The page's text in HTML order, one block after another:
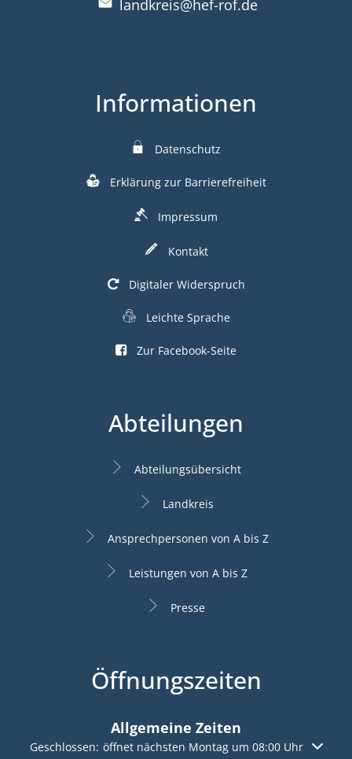
landkreis@hef-rof.de
Informationen
Datenschutz
Erklärung zur Barrierefreiheit
Impressum
Kontakt
Digitaler Widerspruch
Leichte Sprache
Zur Facebook-Seite
Abteilungen
Abteilungsübersicht
Landkreis
Ansprechpersonen von A bis Z
Leistungen von A bis Z
Presse
Öffnungszeiten
Allgemeine Zeiten
Klicken, um weitere Öffnungs- oder Schließzeiten
Geschlossen: öffnet nächsten Montag um 08:00 Uhr